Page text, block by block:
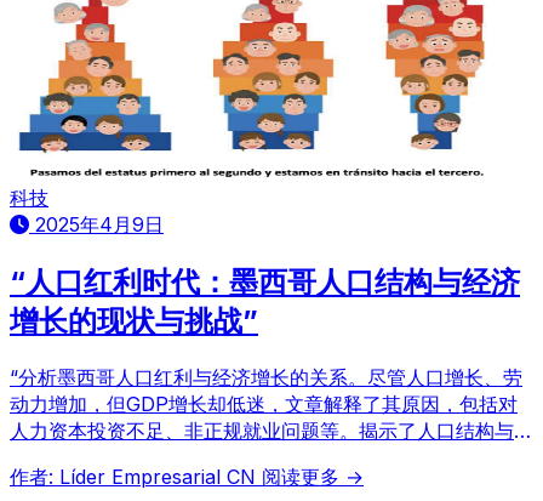
科技
2025年4月9日
“人口红利时代：墨西哥人口结构与经济
增长的现状与挑战”
“分析墨西哥人口红利与经济增长的关系。尽管人口增长、劳
动力增加，但GDP增长却低迷，文章解释了其原因，包括对
人力资本投资不足、非正规就业问题等。揭示了人口结构与经
作者: Líder Empresarial CN 阅读更多 →